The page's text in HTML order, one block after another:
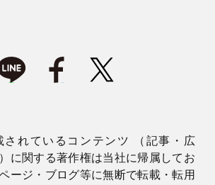
されているコンテンツ （記事・広
に関する著作権は当社に帰属してお
ージ・ブログ等に無断で転載・転用